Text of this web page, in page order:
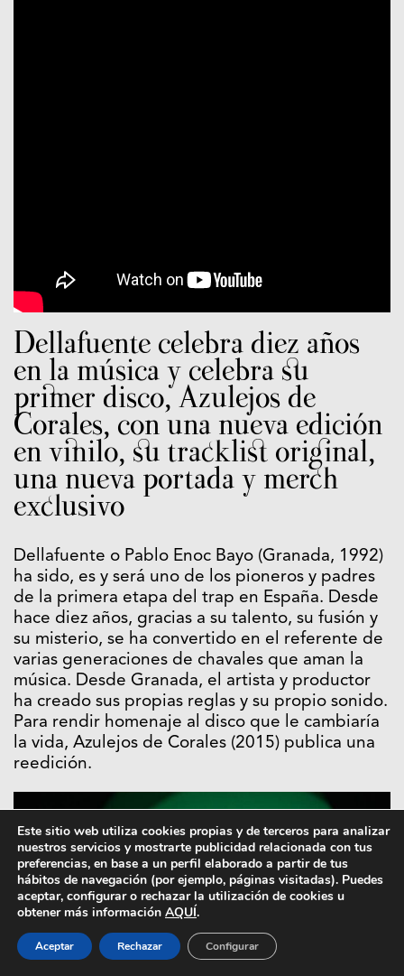
Dellafuente celebra diez años
en la música y celebra su
primer disco, Azulejos de
Corales, con una nueva edición
en vinilo, su tracklist original,
una nueva portada y merch
exclusivo
Dellafuente o Pablo Enoc Bayo (Granada, 1992)
ha sido, es y será uno de los pioneros y padres
de la primera etapa del trap en España. Desde
hace diez años, gracias a su talento, su fusión y
su misterio, se ha convertido en el referente de
varias generaciones de chavales que aman la
música. Desde Granada, el artista y productor
ha creado sus propias reglas y su propio sonido.
Para rendir homenaje al disco que le cambiaría
la vida, Azulejos de Corales (2015) publica una
reedición.
Este sitio web utiliza cookies propias y de terceros para analizar
nuestros servicios y mostrarte publicidad relacionada con tus
preferencias, en base a un perfil elaborado a partir de tus
hábitos de navegación (por ejemplo, páginas visitadas). Puedes
aceptar, configurar o rechazar la utilización de cookies u
obtener más información AQUÍ.
Aceptar Rechazar Configurar